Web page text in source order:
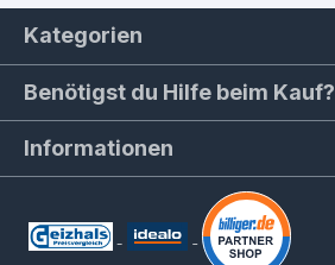
Kategorien
Benötigst du Hilfe beim Kauf?
Informationen